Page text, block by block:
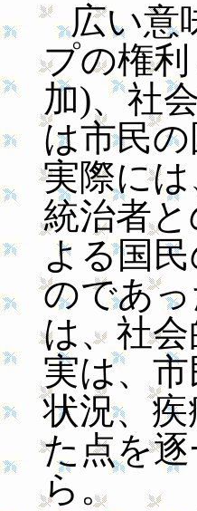
広い意
プの権
加)、社
は市民
実際に
統治者
よる国
のであ
は、社
実は、
状況、
た点を
ら。